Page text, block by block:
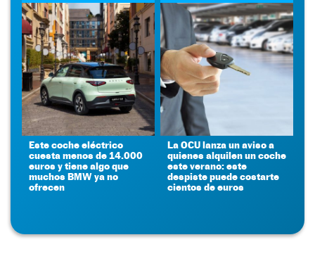
Este coche eléctrico
cuesta menos de 14.000
euros y tiene algo que
muchos BMW ya no
ofrecen
La OCU lanza un aviso a
quienes alquilen un coche
este verano: este
despiste puede costarte
cientos de euros